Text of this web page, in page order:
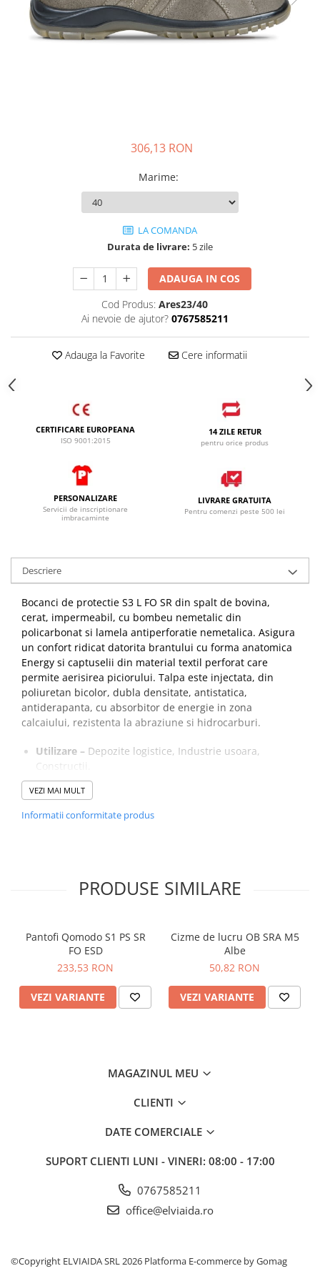
JACHETE DE LUCRU
PANTALONI DE LUCRU
306,13 RON
Marime:
LA COMANDA
Durata de livrare: 5 zile
ADAUGA IN COS
Cod Produs: Ares23/40
Ai nevoie de ajutor? 0767585211
Adauga la Favorite Cere informatii
CERTIFICARE EUROPEANA
ISO 9001:2015
14 ZILE RETUR
pentru orice produs
PERSONALIZARE
Servicii de inscriptionare
imbracaminte
LIVRARE GRATUITA
Pentru comenzi peste 500 lei
Descriere
Bocanci de protectie S3 L FO SR din spalt de bovina,
cerat, impermeabil, cu bombeu nemetalic din
policarbonat si lamela antiperforatie nemetalica. Asigura
un confort ridicat datorita brantului cu forma anatomica
Energy si captuselii din material textil perforat care
permite aerisirea piciorului. Talpa este injectata, din
poliuretan bicolor, dubla densitate, antistatica,
antiderapanta, cu absorbitor de energie in zona
calcaiului, rezistenta la abraziune si hidrocarburi.
Utilizare – Depozite logistice, Industrie usoara,
Constructii.
Partea superioara –
impermeabil
Captuseala –Material textil perforat, rezistent la
pozitionata in zona calcaiului, care asigura schimbul
densitate
Inchidere –Insiretare prin perforatii consolidate cu
capse metalice
Altele –Greutate redusa garantata de folosirea
bombeului de protectie T-Lite si a talpii cu densitate
dubla.
VEZI MAI MULT
Informatii conformitate produs
PRODUSE SIMILARE
Pantofi Qomodo S1 PS SR
FO ESD
233,53 RON
VEZI VARIANTE
Cizme de lucru OB SRA M5
Albe
50,82 RON
VEZI VARIANTE
MAGAZINUL MEU
CLIENTI
DATE COMERCIALE
SUPORT CLIENTI LUNI - VINERI: 08:00 - 17:00
0767585211
office@elviaida.ro
©Copyright ELVIAIDA SRL 2026 Platforma E-commerce by Gomag